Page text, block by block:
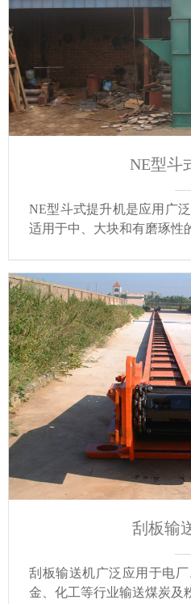
NE型斗
NE型斗式提升机是应用广
适用于中、大块和有磨琢性
刮板输
刮板输送机广泛应用于电
金、化工等行业输送煤炭及